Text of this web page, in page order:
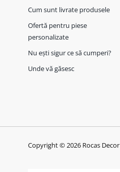
Cum sunt livrate produsele
Ofertă pentru piese
personalizate
Nu ești sigur ce să cumperi?
Unde vă găsesc
Copyright © 2026 Rocas Decor